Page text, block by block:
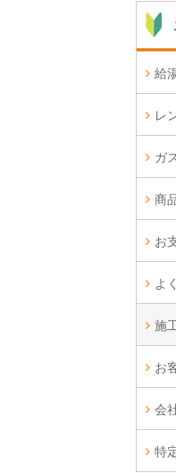
給
レ
ガ
商
お
よ
施
お
会
特